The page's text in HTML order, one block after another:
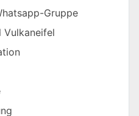
Gruppe
Vulkaneifel